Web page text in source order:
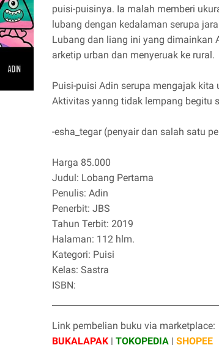
puisi-puisinya. Ia malah memberi
lubang dengan kedalaman serupa
Lubang dan liang ini yang dimainkan
arketip urban dan menyeruak ke rural.
Puisi-puisi Adin serupa mengajak
Aktivitas yanng tidak lempang begitu
-esha_tegar (penyair dan salah satu
Harga 85.000
Judul: Lobang Pertama
Penulis: Adin
Penerbit: JBS
Tahun Terbit: 2019
Halaman: 112 hlm.
Kategori: Puisi
Kelas: Sastra
ISBN:
Link pembelian buku via marketplace:
BUKALAPAK | TOKOPEDIA | SHOPEE